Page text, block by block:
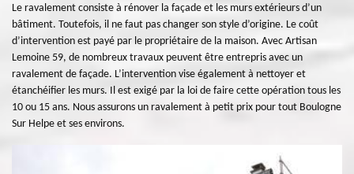
Le ravalement consiste à rénover la façade et les murs extérieurs d’un
bâtiment. Toutefois, il ne faut pas changer son style d’origine. Le coût
d’intervention est payé par le propriétaire de la maison. Avec Artisan
Lemoine 59, de nombreux travaux peuvent être entrepris avec un
ravalement de façade. L’intervention vise également à nettoyer et
étanchéifier les murs. Il est exigé par la loi de faire cette opération tous les
10 ou 15 ans. Nous assurons un ravalement à petit prix pour tout Boulogne
Sur Helpe et ses environs.